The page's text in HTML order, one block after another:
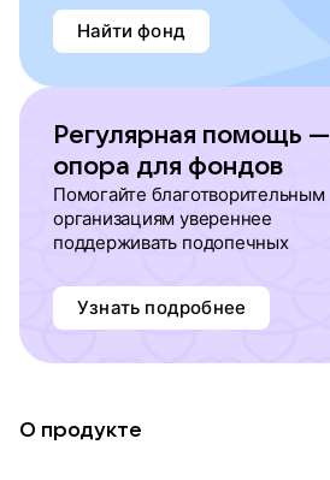
Найти фонд
Регулярная помощь —
опора для фондов
Помогайте благотворительным
организациям увереннее
поддерживать подопечных
Узнать подробнее
О продукте